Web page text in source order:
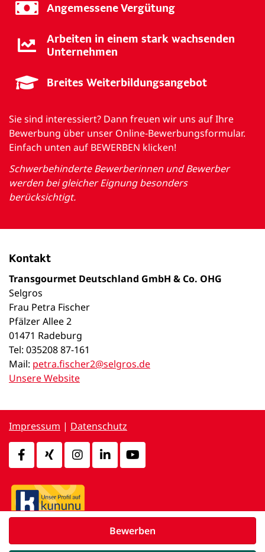
Angemessene Vergütung
Arbeiten in einem stark wachsenden
Unternehmen
Breites Weiterbildungsangebot
Sie sind interessiert? Dann freuen wir uns auf Ihre
Bewerbung über unser Online-Bewerbungsformular.
Einfach unten auf BEWERBEN klicken!
Schwerbehinderte Bewerberinnen und Bewerber
werden bei gleicher Eignung besonders
berücksichtigt.
Kontakt
Transgourmet Deutschland GmbH & Co. OHG
Selgros
Frau Petra Fischer
Pfälzer Allee 2
01471 Radeburg
Tel: 035208 87-161
Mail: petra.fischer2@selgros.de
Unsere Website
Bewerben
Impressum | Datenschutz